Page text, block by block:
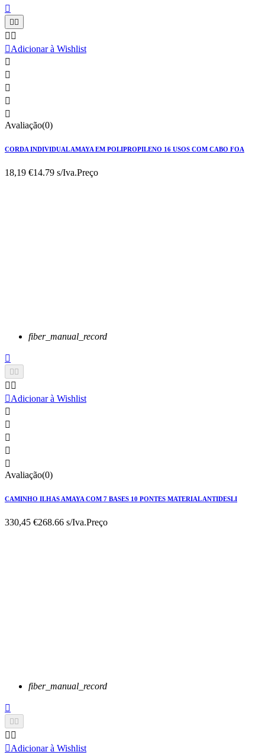

 
 
Adicionar à Wishlist





Avaliação(0)
CORDA INDIVIDUAL AMAYA EM POLIPROPILENO 16 USOS COM CABO FOA
18,19 €14.79 s/Iva.Preço
fiber_manual_record

 
 
Adicionar à Wishlist





Avaliação(0)
CAMINHO ILHAS AMAYA COM 7 BASES 10 PONTES MATERIAL ANTIDESLI
330,45 €268.66 s/Iva.Preço
fiber_manual_record

 
 
Adicionar à Wishlist